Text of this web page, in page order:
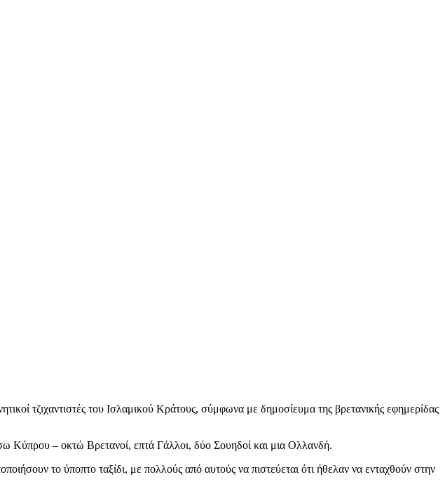
τζιχαντιστές του Ισλαμικού Κράτους, σύμφωνα με δημοσίευμα της βρετανικής εφημερίδας
Κύπρου – οκτώ Βρετανοί, επτά Γάλλοι, δύο Σουηδοί και μια Ολλανδή.
το ύποπτο ταξίδι, με πολλούς από αυτούς να πιστεύεται ότι ήθελαν να ενταχθούν στην